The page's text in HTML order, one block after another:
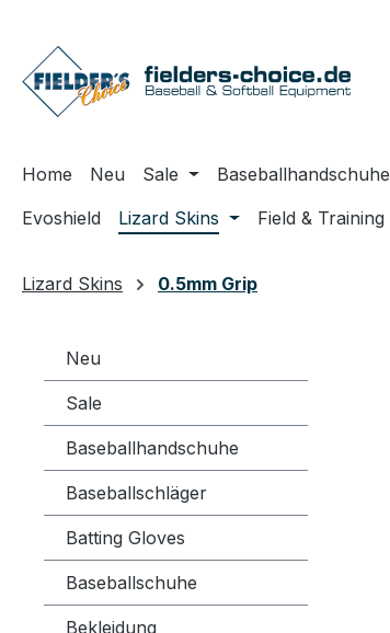
Home Neu Sale Baseballhandschuhe
Evoshield
Lizard Skins Field & Training
Lizard Skins 0.5mm Grip
Neu
Sale
Baseballhandschuhe
Baseballschläger
Batting Gloves
Baseballschuhe
Bekleidung